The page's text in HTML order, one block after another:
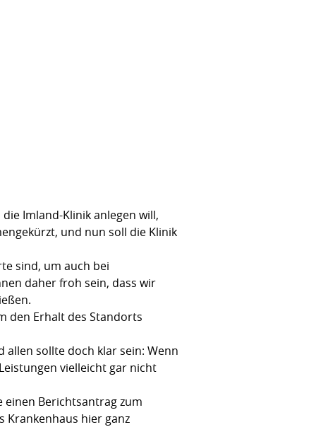
Imland-Klinik anlegen will,
und nun soll die Klinik
sind, um auch bei
daher froh sein, dass wir
den Erhalt des Standorts
sollte doch klar sein: Wenn
vielleicht gar nicht
einen Berichtsantrag zum
Krankenhaus hier ganz